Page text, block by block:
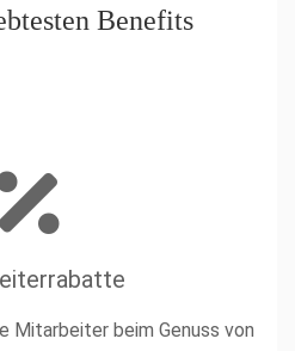
Benefits
Mitarbeiter beim Genuss von